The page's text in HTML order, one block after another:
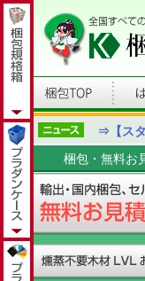
⇒【ス
梱包・無料お